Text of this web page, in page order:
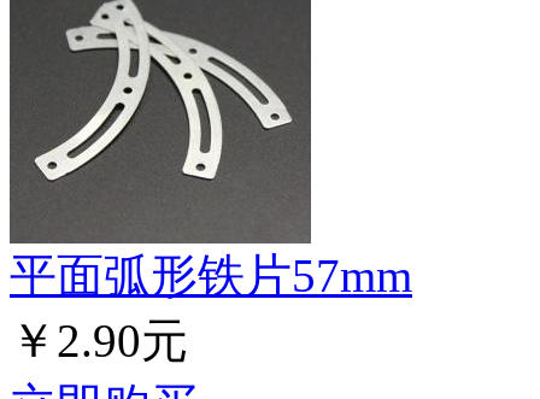
平面弧形铁片57mm
￥2.90元